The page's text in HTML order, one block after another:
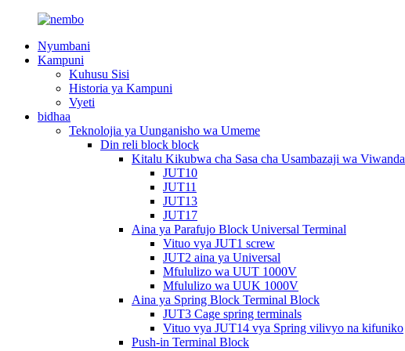
Nyumbani
Kampuni
Kuhusu Sisi
Historia ya Kampuni
Vyeti
bidhaa
Teknolojia ya Uunganisho wa Umeme
Din reli block block
Kitalu Kikubwa cha Sasa cha Usambazaji wa Viwanda
JUT10
JUT11
JUT13
JUT17
Aina ya Parafujo Block Universal Terminal
Vituo vya JUT1 screw
JUT2 aina ya Universal
Mfululizo wa UUT 1000V
Mfululizo wa UUK 1000V
Aina ya Spring Block Terminal Block
JUT3 Cage spring terminals
Vituo vya JUT14 vya Spring vilivyo na kifuniko
Push-in Terminal Block